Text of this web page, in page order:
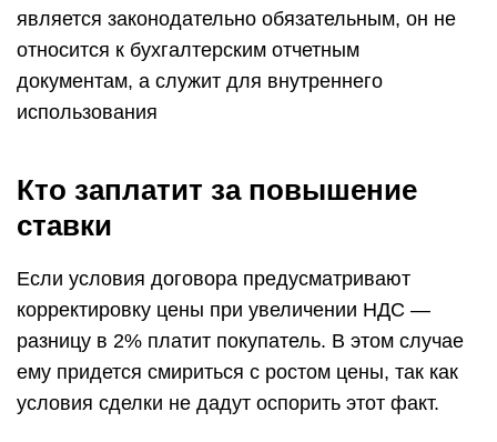
является законодательно обязательным, он не
относится к бухгалтерским отчетным
документам, а служит для внутреннего
использования
Кто заплатит за повышение
ставки
Если условия договора предусматривают
корректировку цены при увеличении НДС —
разницу в 2% платит покупатель. В этом случае
ему придется смириться с ростом цены, так как
условия сделки не дадут оспорить этот факт.